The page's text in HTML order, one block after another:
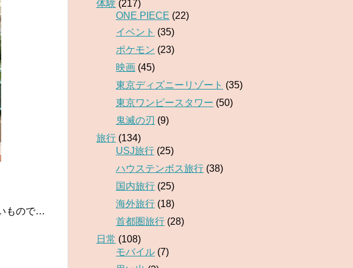
もので…
体験 (217)
ONE PIECE (22)
イベント (35)
ポケモン (23)
映画 (45)
東京ディズニーリゾート (35)
東京ワンピースタワー (50)
鬼滅の刃 (9)
旅行 (134)
USJ旅行 (25)
ハウステンボス旅行 (38)
国内旅行 (25)
海外旅行 (18)
首都圏旅行 (28)
日常 (108)
モバイル (7)